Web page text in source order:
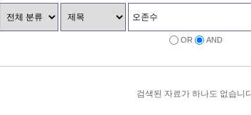
OR AND
검색된 자료가 하나도 없습니